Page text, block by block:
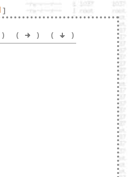
]
) ( ) ( )